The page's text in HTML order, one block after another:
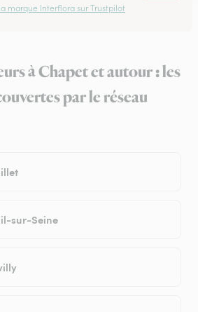
marque Interflora sur Trustpilot
à Chapet et autour : les
par le réseau
sur-Seine